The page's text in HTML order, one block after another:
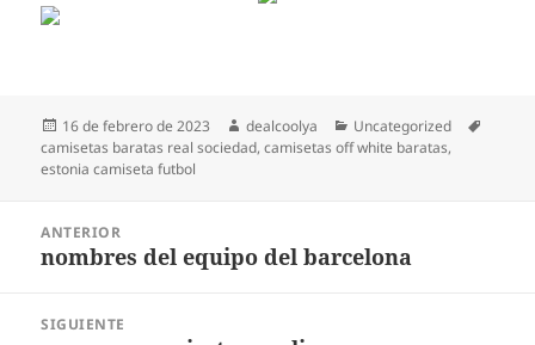
Publicado
el
16 de febrero de 2023 Autor
dealcoolya Categorías
Uncategorized
camisetas baratas real sociedad,camisetas off white baratas,
estonia camiseta futbol
entradas
ANTERIOR
Entrada
nombres del equipo del barcelona
SIGUIENTE